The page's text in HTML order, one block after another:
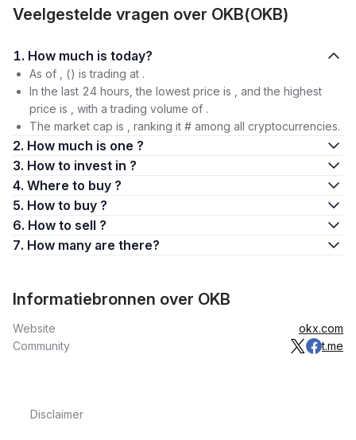
Veelgestelde vragen over OKB(OKB)
1. How much is today?
As of , () is trading at .
In the last 24 hours, the lowest price is , and the highest
price is , with a trading volume of .
The market cap is , ranking it # among all cryptocurrencies.
2. How much is one ?
3. How to invest in ?
4. Where to buy ?
5. How to buy ?
6. How to sell ?
7. How many are there?
Informatiebronnen over OKB
Website
okx.com
Community
t.me
Disclaimer